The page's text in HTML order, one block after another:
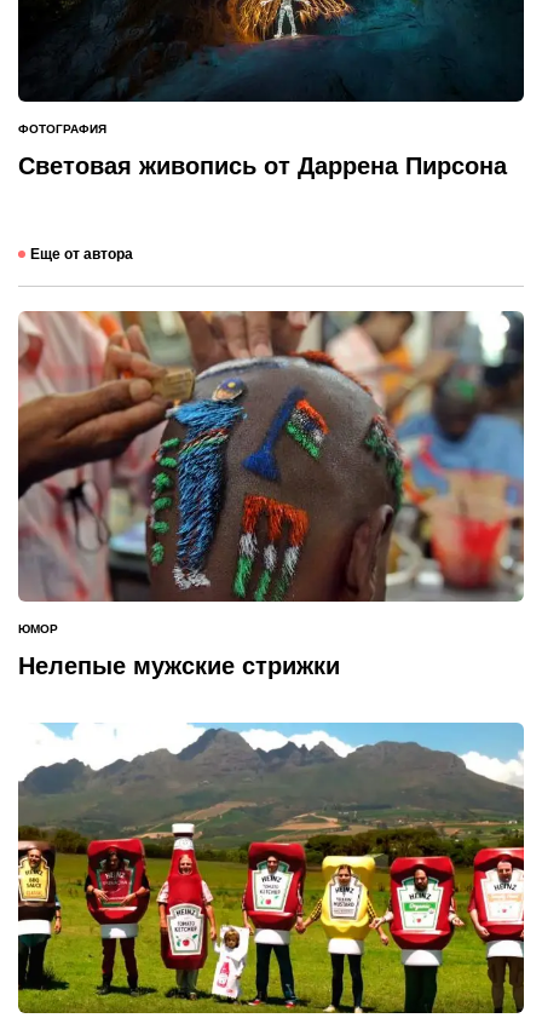
ОПУБЛИКОВАНО
В
ФОТОГРАФИЯ
Световая живопись от Даррена Пирсона
Еще от автора
ОПУБЛИКОВАНО
В
ЮМОР
Нелепые мужские стрижки